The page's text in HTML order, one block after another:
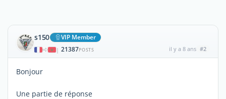
s150 VIP Member
| 21387POSTS il y a 8 ans #2
Bonjour
Une partie de réponse